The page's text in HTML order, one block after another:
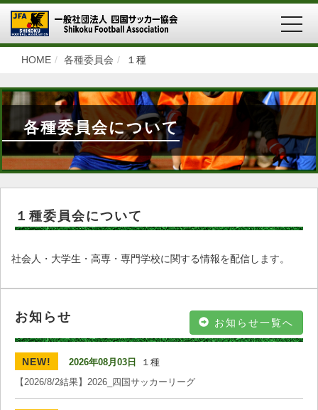
HOME 各種委員会 １種
各種委員会について
１種委員会について
社会人・大学生・高専・専門学校に関する情報を配信します。
お知らせ お知らせ一覧へ
2026年08月03日
１種
【2026/8/2結果】2026_四国サッカーリーグ